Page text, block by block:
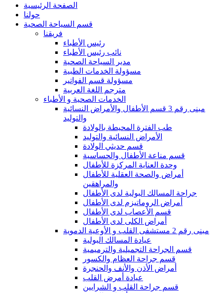
الصفحة الرئيسية
حولنا
قسم السياحة الصحية
فريقنا
رئيس الأطباء
نائب رئيس الأطباء
مدير السياحة الصحية
مسؤولة الخدمات الطبية
مسؤولة قسم الفواتير
مترجم اللغة العربية
الخدمات الصحية و الأطباء
مبنى رقم 3 قسم الأطفال والأمراض النسائية
والتوليد
طب الفترة المحيطة بالولادة
الأمراض النسائية والتوليد
قسم حديثي الولادة
قسم مناعة الأطفال والحساسية
وحدة العناية المركزة للأطفال
أمراض والصحة العقلية للأطفال
والمراهقين
جراحة المسالك البولية لدى الأطفال
أمراض الروماتيزم لدى الأطفال
قسم الأعصاب لدى الأطفال
أمراض الكلى لدى الأطفال
مبنى رقم 2 مستشفى القلب و الأوعية الدموية
عيادة المسالك البولية
قسم الجراحة التجميلية والترميمية
قسم جراحة العظام والكسور
أمراض الأذن والأنف والحنجرة
عيادة أمرض القلب
قسم جراحة القلب و الشرايين